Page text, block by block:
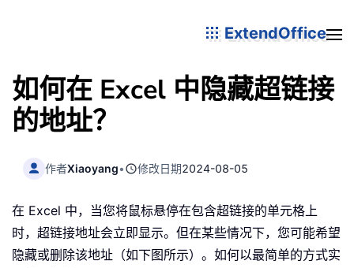
ExtendOffice
如何在 Excel 中隐藏超链接
的地址？
作者Xiaoyang• 修改日期2024-08-05
在 Excel 中，当您将鼠标悬停在包含超链接的单元格上
时，超链接地址会立即显示。但在某些情况下，您可能希望
隐藏或删除该地址（如下图所示）。如何以最简单的方式实